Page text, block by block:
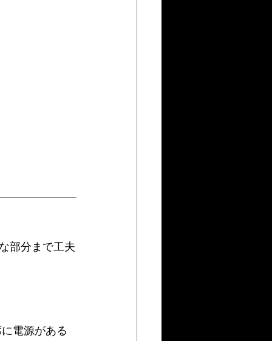
部分まで工夫
電源がある